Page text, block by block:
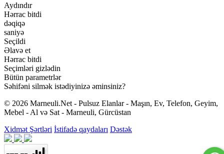
Aydındır
Hərrac bitdi
dəqiqə
saniyə
Seçildi
Əlavə et
Hərrac bitdi
Seçimləri gizlədin
Bütün parametrlər
Səhifəni silmək istədiyinizə əminsiniz?
© 2026 Marneuli.Net - Pulsuz Elanlar - Maşın, Ev, Telefon, Geyim,
Mebel - Al və Sat - Marneuli, Gürcüstan
Xidmət Şərtləri İstifadə qaydaları Dəstək